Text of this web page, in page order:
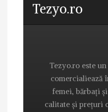
Tezyo.ro
Tezyo.ro este
comercialiează
femei, bărbați
calitate și prețuri